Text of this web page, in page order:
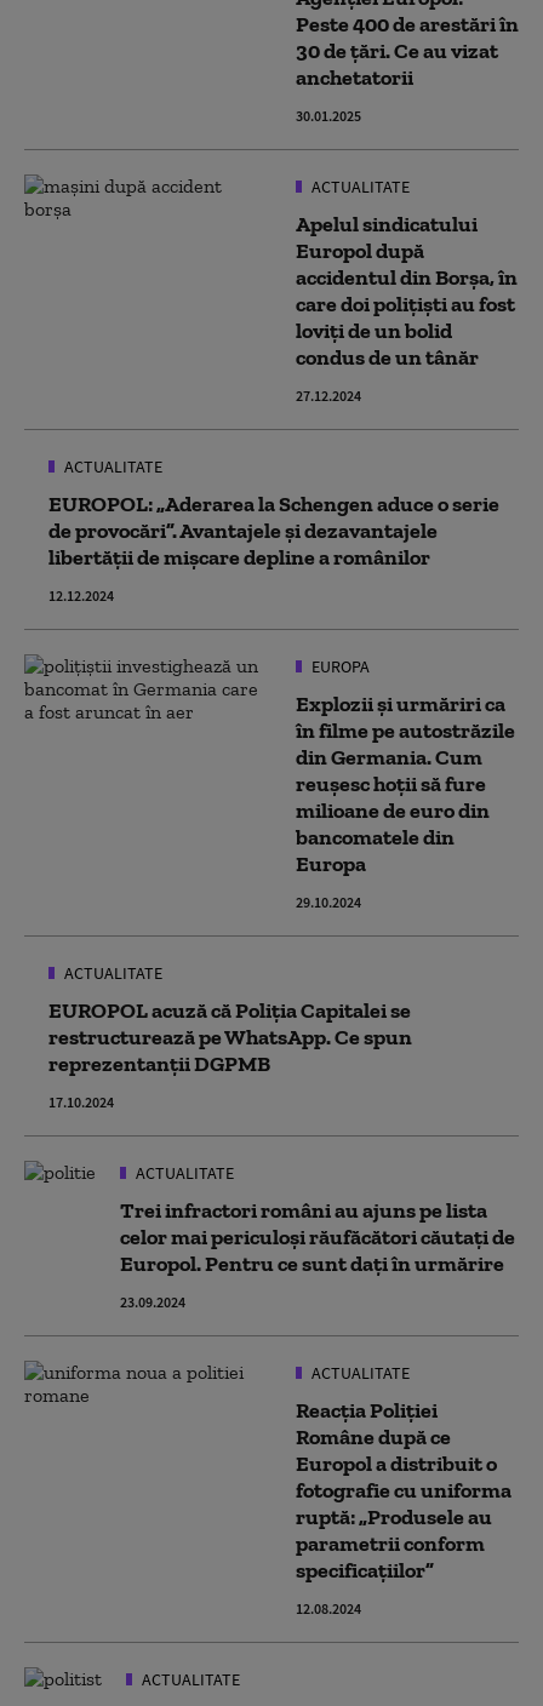
Peste 400 de arestări în
30 de țări. Ce au vizat
anchetatorii
30.01.2025
ACTUALITATE
Apelul sindicatului
Europol după
accidentul din Borșa, în
care doi polițiști au fost
loviți de un bolid
condus de un tânăr
27.12.2024
ACTUALITATE
EUROPOL: „Aderarea la Schengen aduce o serie
de provocări”. Avantajele și dezavantajele
libertății de mișcare depline a românilor
12.12.2024
EUROPA
Explozii și urmăriri ca
în filme pe autostrăzile
din Germania. Cum
reușesc hoții să fure
milioane de euro din
bancomatele din
Europa
29.10.2024
ACTUALITATE
EUROPOL acuză că Poliția Capitalei se
restructurează pe WhatsApp. Ce spun
reprezentanții DGPMB
17.10.2024
ACTUALITATE
Trei infractori români au ajuns pe lista
celor mai periculoși răufăcători căutați de
Europol. Pentru ce sunt dați în urmărire
23.09.2024
ACTUALITATE
Reacția Poliției
Române după ce
Europol a distribuit o
fotografie cu uniforma
ruptă: „Produsele au
parametrii conform
specificațiilor”
12.08.2024
ACTUALITATE